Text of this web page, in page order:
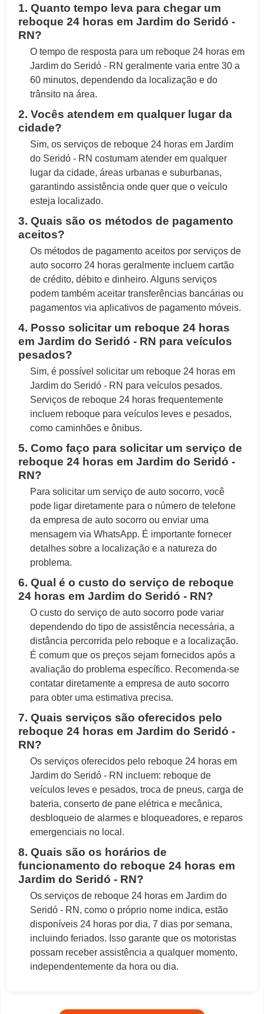
1. Quanto tempo leva para chegar um
reboque 24 horas em Jardim do Seridó -
RN?
O tempo de resposta para um reboque 24 horas em
Jardim do Seridó - RN geralmente varia entre 30 a
60 minutos, dependendo da localização e do
trânsito na área.
2. Vocês atendem em qualquer lugar da
cidade?
Sim, os serviços de reboque 24 horas em Jardim
do Seridó - RN costumam atender em qualquer
lugar da cidade, áreas urbanas e suburbanas,
garantindo assistência onde quer que o veículo
esteja localizado.
3. Quais são os métodos de pagamento
aceitos?
Os métodos de pagamento aceitos por serviços de
auto socorro 24 horas geralmente incluem cartão
de crédito, débito e dinheiro. Alguns serviços
podem também aceitar transferências bancárias ou
pagamentos via aplicativos de pagamento móveis.
4. Posso solicitar um reboque 24 horas
em Jardim do Seridó - RN para veículos
pesados?
Sim, é possível solicitar um reboque 24 horas em
Jardim do Seridó - RN para veículos pesados.
Serviços de reboque 24 horas frequentemente
incluem reboque para veículos leves e pesados,
como caminhões e ônibus.
5. Como faço para solicitar um serviço de
reboque 24 horas em Jardim do Seridó -
RN?
Para solicitar um serviço de auto socorro, você
pode ligar diretamente para o número de telefone
da empresa de auto socorro ou enviar uma
mensagem via WhatsApp. É importante fornecer
detalhes sobre a localização e a natureza do
problema.
6. Qual é o custo do serviço de reboque
24 horas em Jardim do Seridó - RN?
O custo do serviço de auto socorro pode variar
dependendo do tipo de assistência necessária, a
distância percorrida pelo reboque e a localização.
É comum que os preços sejam fornecidos após a
avaliação do problema específico. Recomenda-se
contatar diretamente a empresa de auto socorro
para obter uma estimativa precisa.
7. Quais serviços são oferecidos pelo
reboque 24 horas em Jardim do Seridó -
RN?
Os serviços oferecidos pelo reboque 24 horas em
Jardim do Seridó - RN incluem: reboque de
veículos leves e pesados, troca de pneus, carga de
bateria, conserto de pane elétrica e mecânica,
desbloqueio de alarmes e bloqueadores, e reparos
emergenciais no local.
8. Quais são os horários de
funcionamento do reboque 24 horas em
Jardim do Seridó - RN?
Os serviços de reboque 24 horas em Jardim do
Seridó - RN, como o próprio nome indica, estão
disponíveis 24 horas por dia, 7 dias por semana,
incluindo feriados. Isso garante que os motoristas
possam receber assistência a qualquer momento,
independentemente da hora ou dia.